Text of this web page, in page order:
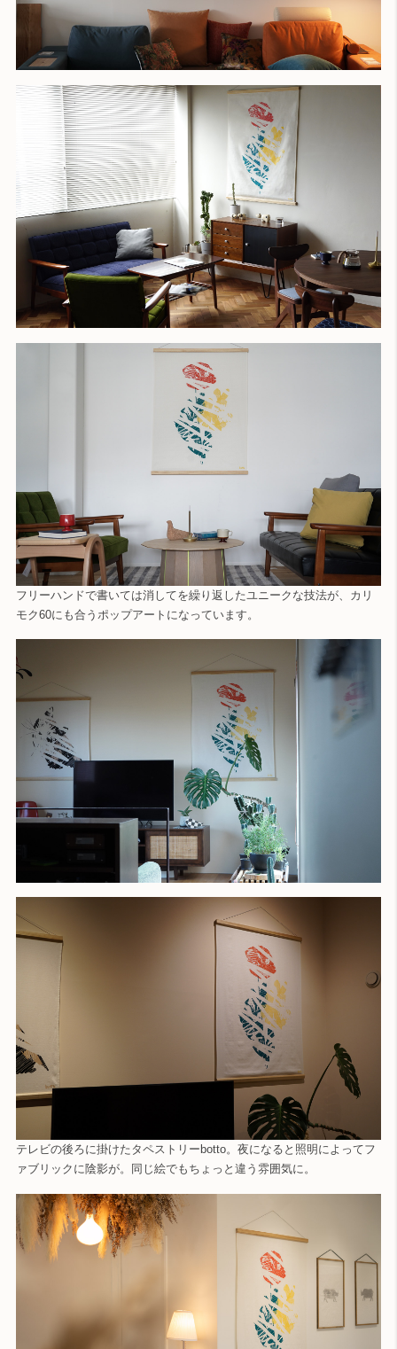
フリーハンドで書いては消してを繰り返したユニークな技法が、カリ
モク60にも合うポップアートになっています。
テレビの後ろに掛けたタペストリーbotto。夜になると照明によってフ
ァブリックに陰影が。同じ絵でもちょっと違う雰囲気に。